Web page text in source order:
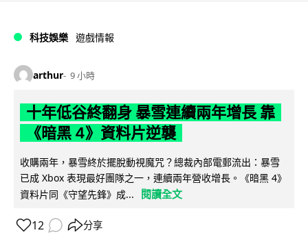
科技娛樂 遊戲情報
arthur 9 小時
十年低谷終翻身 暴雪連續兩年增長 靠
《暗黑 4》資料片逆襲
收購兩年，暴雪終於擺脫動視魔咒？總裁內部電郵流出：暴雪
已成 Xbox 表現最好團隊之一，連續兩年營收增長。《暗黑 4》
資料片同《守望先鋒》成...
閱讀全文
12 分享